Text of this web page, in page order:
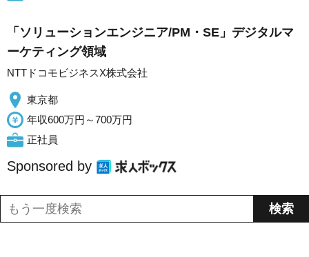
「ソリューションエンジニア/PM・SE」デジタルマ
ーケティング領域
NTTドコモビジネスX株式会社
東京都
年収600万円～700万円
正社員
Sponsored by